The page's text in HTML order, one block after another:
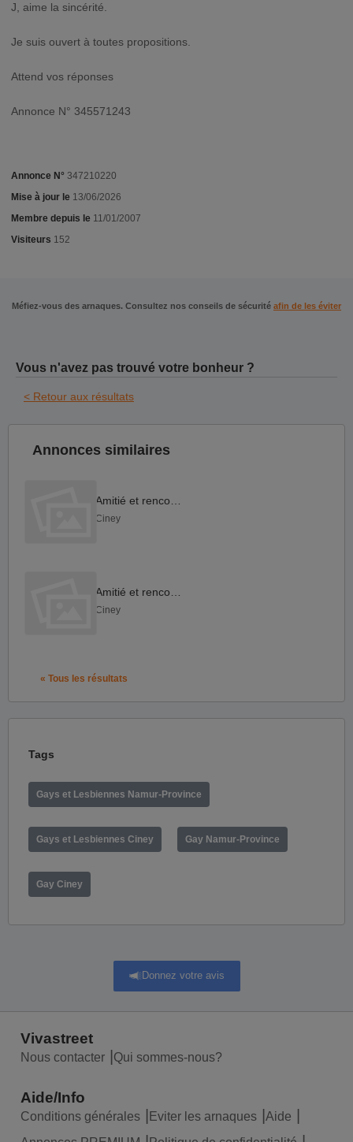
J, aime la sincérité.
Je suis ouvert à toutes propositions.
Attend vos réponses
Annonce N° 345571243
Annonce N° 347210220
Mise à jour le 13/06/2026
Membre depuis le 11/01/2007
Visiteurs 152
Méfiez-vous des arnaques. Consultez nos conseils de sécurité afin de les éviter
Vous n'avez pas trouvé votre bonheur ?
< Retour aux résultats
Annonces similaires
Ciney
Ciney
« Tous les résultats
Tags
Gays et Lesbiennes Namur-Province
Gays et Lesbiennes Ciney Gay Namur-Province
Gay Ciney
Donnez votre avis
Vivastreet
Nous contacter Qui sommes-nous?
Aide/Info
Conditions générales Eviter les arnaques
Aide